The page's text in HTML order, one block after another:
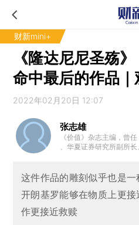
财新mini+
《隆达尼尼圣殇
命中最后的作品｜
2022年02月20日 12:07
张志雄
《价值》杂志主编，曾
、华夏证券研究所副所
这件作品的雕刻似乎也是
开朗基罗能够在物质上更
作更接近救赎